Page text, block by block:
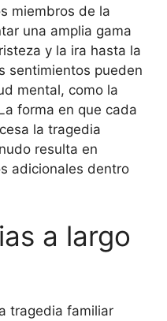
miembros de la
una amplia gama
y la ira hasta la
sentimientos pueden
mental, como la
forma en que cada
la tragedia
resulta en
adicionales dentro
a largo
tragedia familiar